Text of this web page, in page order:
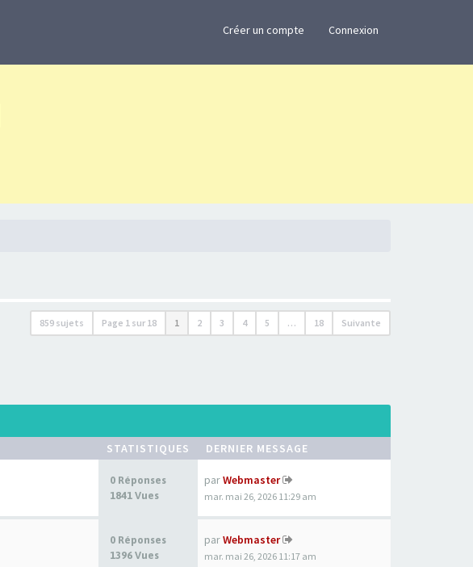
Créer un compte Connexion
859 sujets Page 1 sur 18 1 2 3 4 5 … 18 Suivante
STATISTIQUES DERNIER MESSAGE
0 Réponses
1841 Vues
parWebmaster
mar. mai 26, 2026 11:29 am
0 Réponses
1396 Vues
parWebmaster
mar. mai 26, 2026 11:17 am